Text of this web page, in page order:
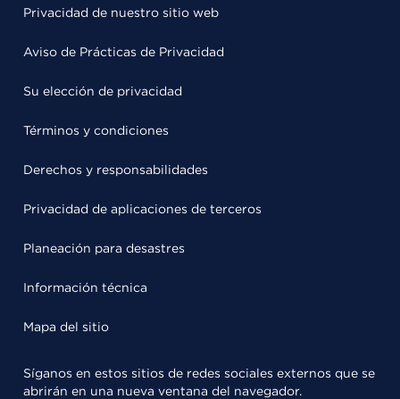
Privacidad de nuestro sitio web
Aviso de Prácticas de Privacidad
Su elección de privacidad
Términos y condiciones
Derechos y responsabilidades
Privacidad de aplicaciones de terceros
Planeación para desastres
Información técnica
Mapa del sitio
Síganos en estos sitios de redes sociales externos que se
abrirán en una nueva ventana del navegador.